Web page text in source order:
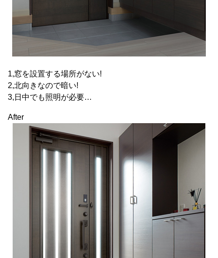
1,窓を設置する場所がない!
2,北向きなので暗い!
3,日中でも照明が必要…
After